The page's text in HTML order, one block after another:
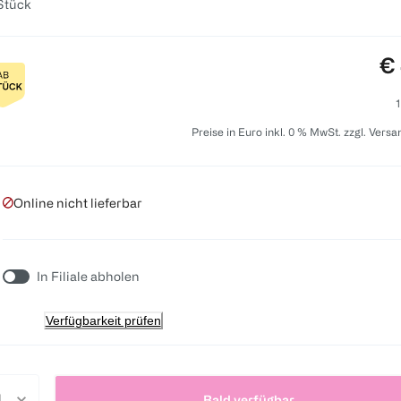
€
Preise in Euro inkl. 0 % MwSt. zzgl.
Online nicht lieferbar
In Filiale abholen
Verfügbarkeit prüfen